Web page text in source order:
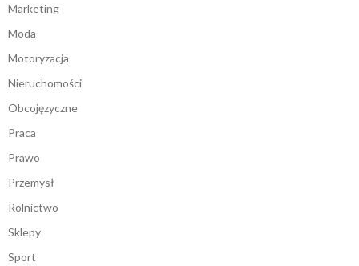
Marketing
Moda
Motoryzacja
Nieruchomości
Obcojęzyczne
Praca
Prawo
Przemysł
Rolnictwo
Sklepy
Sport